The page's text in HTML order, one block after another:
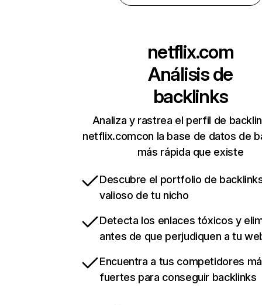
netflix.com
Análisis de
backlinks
Analiza y rastrea el perfil de
netflix.comcon la base de datos de
más rápida que existe
Descubre el portfolio de
valioso de tu nicho
Detecta los enlaces tóxicos y
antes de que perjudiquen a tu
Encuentra a tus competidores
fuertes para conseguir backlinks